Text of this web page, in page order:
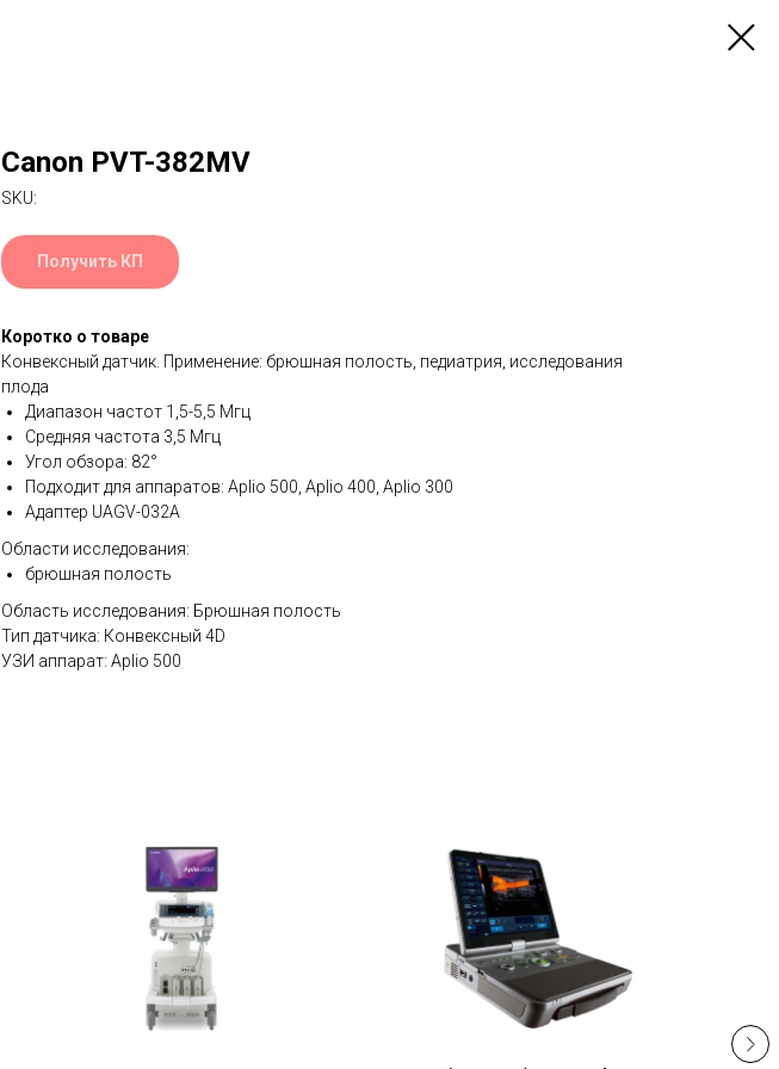
Canon PVT-382MV
SKU:
Получить КП
Коротко о товаре
Конвексный датчик. Применение: брюшная полость, педиатрия, исследования
плода
Диапазон частот 1,5-5,5 Мгц
Средняя частота 3,5 Мгц
Угол обзора: 82°
Подходит для аппаратов: Aplio 500, Aplio 400, Aplio 300
Адаптер UAGV-032A
Области исследования:
брюшная полость
Область исследования: Брюшная полость
Тип датчика: Конвексный 4D
УЗИ аппарат: Aplio 500